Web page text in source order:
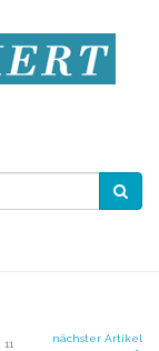
nächster Artikel